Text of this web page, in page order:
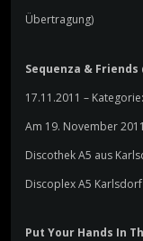
Übertragung)
Sequenza & Friends
17.11.2011 –
Am 19. November
Discothek A5 aus
Discoplex A5 Karlsdorf
Put Your Hands In